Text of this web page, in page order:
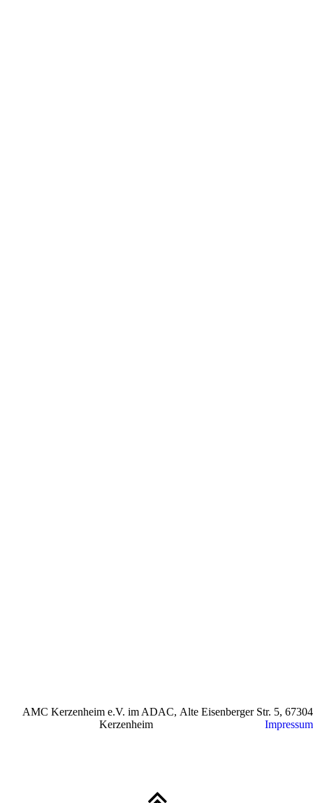
AMC Kerzenheim e.V. im ADAC, Alte Eisenberger Str. 5, 67304
Kerzenheim Impressum